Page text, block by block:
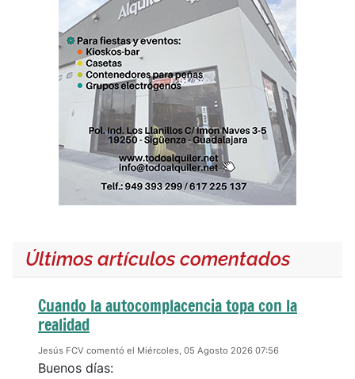
Últimos artículos comentados
Cuando la autocomplacencia topa con la
realidad
Jesús FCV comentó el Miércoles, 05 Agosto 2026 07:56
Buenos días: